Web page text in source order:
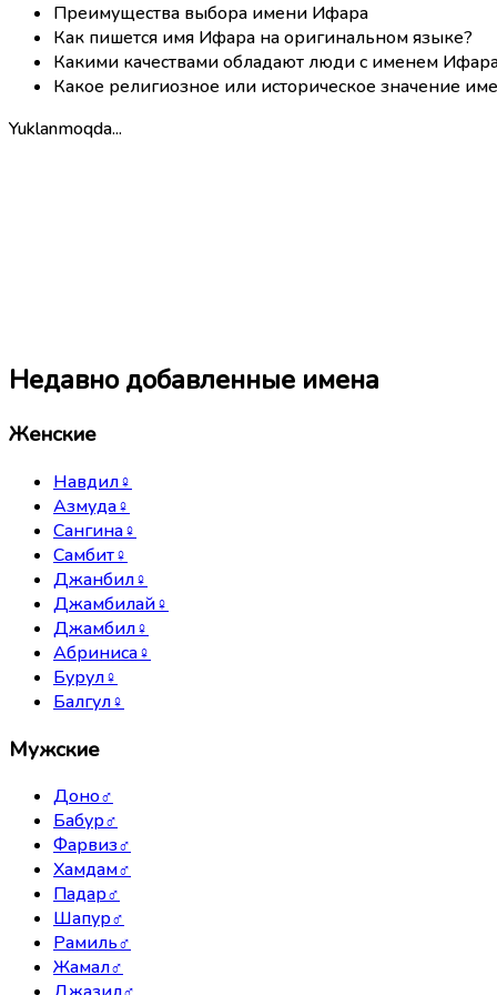
Преимущества выбора имени Ифара
Как пишется имя Ифара на оригинальном языке?
Какими качествами обладают люди с именем
Какое религиозное или историческое значение
Yuklanmoqda...
Недавно добавленные имена
Женские
Навдил♀
Азмуда♀
Сангина♀
Самбит♀
Джанбил♀
Джамбилай♀
Джамбил♀
Абриниса♀
Бурул♀
Балгул♀
Мужские
Доно♂
Бабур♂
Фарвиз♂
Хамдам♂
Падар♂
Шапур♂
Рамиль♂
Жамал♂